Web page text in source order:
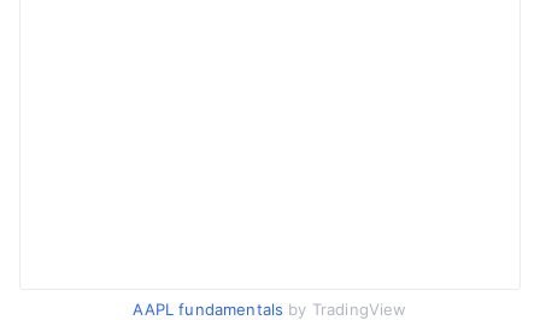
AAPL fundamentals by TradingView